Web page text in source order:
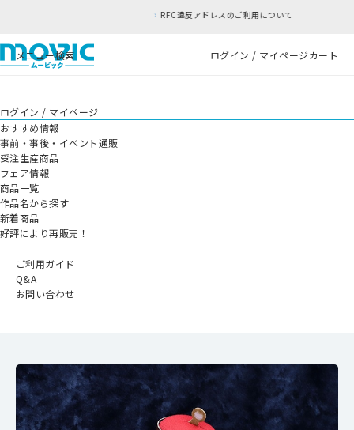
RFC違反アドレスのご利用について
メニュー検索 ログイン / マイページカート
ログイン / マイページ
おすすめ情報
事前・事後・イベント通販
受注生産商品
フェア情報
商品一覧
作品名から探す
新着商品
好評により再販売！
ご利用ガイド
Q&A
お問い合わせ